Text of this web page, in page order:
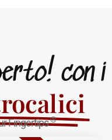
con i
Fingertips®